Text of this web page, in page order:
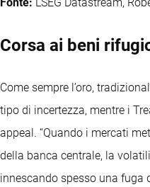
Corsa ai beni
Come sempre l’oro,
tipo di incertezza, mentre i
appeal. “Quando i mercati
della banca centrale, la
innescando spesso una fuga